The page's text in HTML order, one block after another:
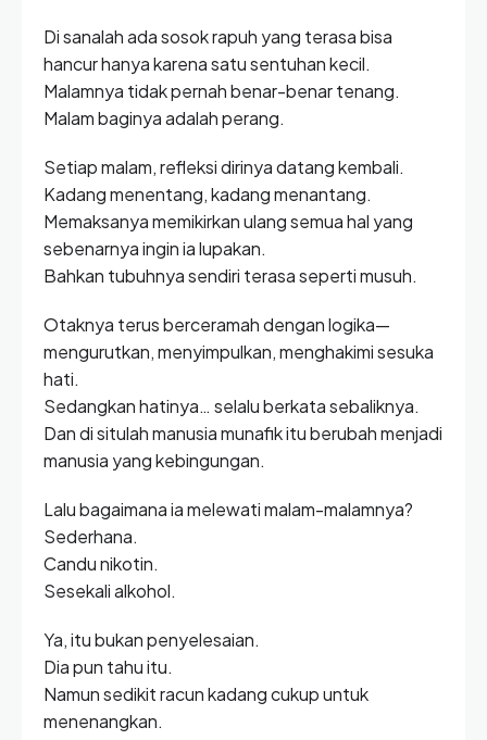
Di sanalah ada sosok rapuh yang terasa bisa
hancur hanya karena satu sentuhan kecil.
Malamnya tidak pernah benar-benar tenang.
Malam baginya adalah perang.
Setiap malam, refleksi dirinya datang kembali.
Kadang menentang, kadang menantang.
Memaksanya memikirkan ulang semua hal yang
sebenarnya ingin ia lupakan.
Bahkan tubuhnya sendiri terasa seperti musuh.
Otaknya terus berceramah dengan logika—
mengurutkan, menyimpulkan, menghakimi sesuka
hati.
Sedangkan hatinya… selalu berkata sebaliknya.
Dan di situlah manusia munafik itu berubah menjadi
manusia yang kebingungan.
Lalu bagaimana ia melewati malam-malamnya?
Sederhana.
Candu nikotin.
Sesekali alkohol.
Ya, itu bukan penyelesaian.
Dia pun tahu itu.
Namun sedikit racun kadang cukup untuk
menenangkan.